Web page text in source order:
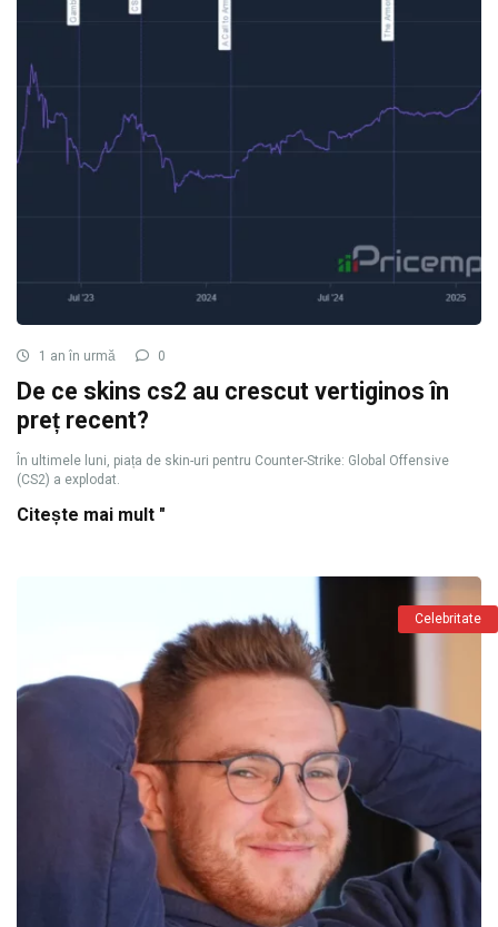
1 an în urmă 0
De ce skins cs2 au crescut vertiginos în
preț recent?
În ultimele luni, piața de skin-uri pentru Counter-Strike: Global Offensive
(CS2) a explodat.
Citește mai mult "
Celebritate